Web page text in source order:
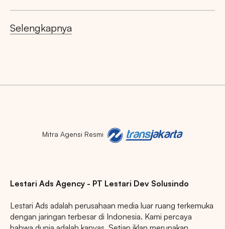
Selengkapnya
Mitra Agensi Resmi
Lestari Ads Agency - PT Lestari Dev Solusindo
Lestari Ads adalah perusahaan media luar ruang terkemuka
dengan jaringan terbesar di Indonesia. Kami percaya